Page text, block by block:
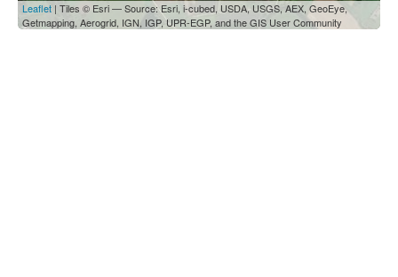
Leaflet | Tiles © Esri — Source: Esri, i-cubed, USDA, USGS, AEX, GeoEye,
Getmapping, Aerogrid, IGN, IGP, UPR-EGP, and the GIS User Community